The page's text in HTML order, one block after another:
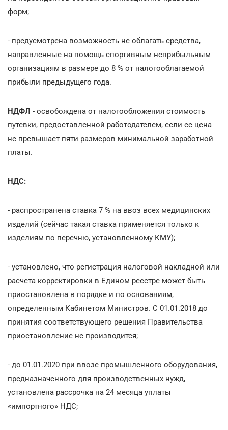
форм;
- предусмотрена возможность не облагать средства,
направленные на помощь спортивным неприбыльным
организациям в размере до 8 % от налогооблагаемой
прибыли предыдущего года.
НДФЛ - освобождена от налогообложения стоимость
путевки, предоставленной работодателем, если ее цена
не превышает пяти размеров минимальной заработной
платы.
НДС:
- распространена ставка 7 % на ввоз всех медицинских
изделий (сейчас такая ставка применяется только к
изделиям по перечню, установленному КМУ);
- установлено, что регистрация налоговой накладной или
расчета корректировки в Едином реестре может быть
приостановлена в порядке и по основаниям,
определенным Кабинетом Министров. С 01.01.2018 до
принятия соответствующего решения Правительства
приостановление не производится;
- до 01.01.2020 при ввозе промышленного оборудования,
предназначенного для производственных нужд,
установлена рассрочка на 24 месяца уплаты
«импортного» НДС;